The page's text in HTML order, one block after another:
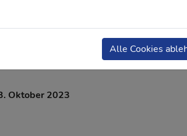
aus der Branche zu vernetzen und
Oktober 2023
Alle Cookies